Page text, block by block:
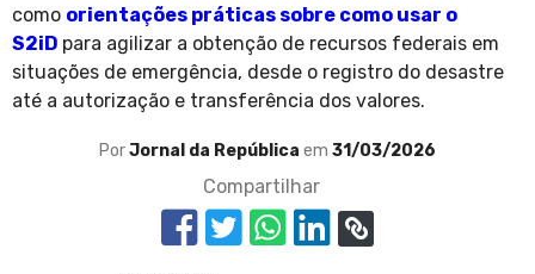
como orientações práticas sobre como usar o
S2iD para agilizar a obtenção de recursos federais em
situações de emergência, desde o registro do desastre
até a autorização e transferência dos valores.
PorJornal da República em 31/03/2026
Compartilhar